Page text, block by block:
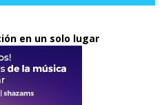
en un solo lugar